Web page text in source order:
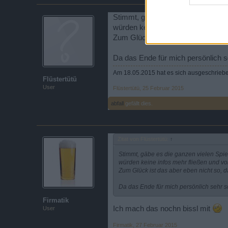
Flüstertütü
User
Stimmt, gäbe es die ganzen
würden keine infos mehr fließen
Zum Glück ist das aber eben
Da das Ende für mich persönlich
Am 18.05.2015 hat es sich
Flüstertütü 25 Februar 2015
abfall gefällt dies.
Firmatik
User
↑
Stimmt, gäbe es die ganzen vielen
würden keine infos mehr fließen und
Zum Glück ist das aber eben nicht so,
Da das Ende für mich persönlich sehr
Ich mach das nochn bissl mit
Firmatik 27 Februar 2015